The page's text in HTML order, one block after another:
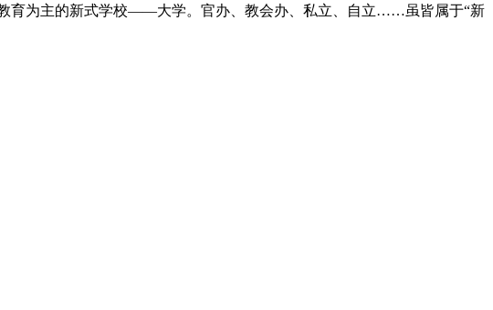
育为主的新式学校——大学。官办、教会办、私立、自立……虽皆属于“新